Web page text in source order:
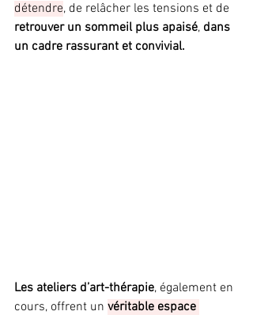
détendre, de relâcher les tensions et de
retrouver un sommeil plus apaisé, dans
un cadre rassurant et convivial.
Les ateliers d’art-thérapie, également en
cours, offrent un véritable espace